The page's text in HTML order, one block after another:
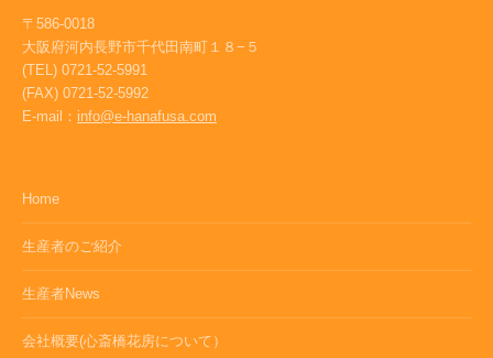
〒586-0018
大阪府河内長野市千代田南町１８−５
(TEL) 0721-52-5991
(FAX) 0721-52-5992
E-mail： info@e-hanafusa.com
Home
生産者のご紹介
生産者News
会社概要(心斎橋花房について）